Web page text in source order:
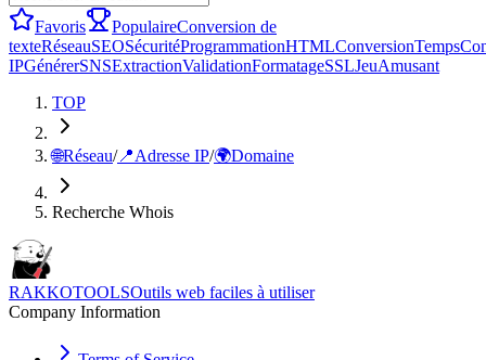
Favoris PopulaireConversion de
texteRéseauSEOSécuritéProgrammationHTMLConversionTemps
IPGénérerSNSExtractionValidationFormatageSSLJeuAmusant
TOP
🌐Réseau/📍Adresse IP/🌍Domaine
Recherche Whois
RAKKOTOOLSOutils web faciles à utiliser
Company Information